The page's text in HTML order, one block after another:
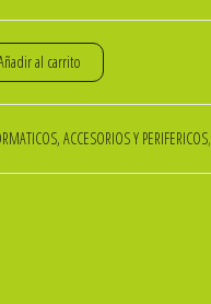
al carrito
ACCESORIOS Y PERIFERICOS,